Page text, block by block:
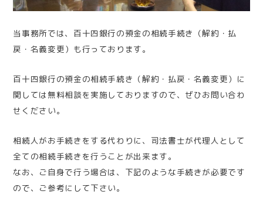
当事務所では、百十四銀行の預金の相続手続き（解約・払
戻・名義変更）も行っております。
百十四銀行の預金の相続手続き（解約・払戻・名義変更）に
関しては無料相談を実施しておりますので、ぜひお問い合わ
せください。
相続人がお手続きをする代わりに、司法書士が代理人として
全ての相続手続きを行うことが出来ます。
なお、ご自身で行う場合は、下記のような手続きが必要です
ので、ご参考にして下さい。